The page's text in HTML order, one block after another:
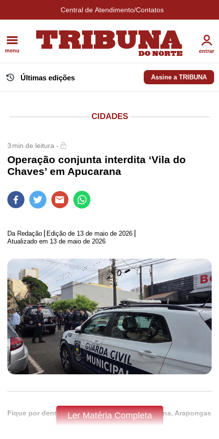
Central de Atendimento/Contatos
menu entrar
Últimas edições Assine a TRIBUNA
CIDADES
3 min de leitura -
Operação conjunta interdita ‘Vila do
Chaves’ em Apucarana
Da Redação Edição de 13 de maio de 2026
Atualizado em 13 de maio de 2026
Fique por dentro do que acontece em Apucarana, Arapongas
assine a Tribuna do Norte.
Ler Matéria Completa